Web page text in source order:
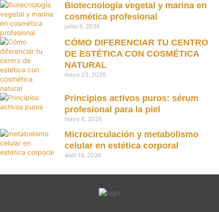
Biotecnología vegetal y marina en
cosmética profesional
junio 9, 2026
CÓMO DIFERENCIAR TU CENTRO
DE ESTÉTICA CON COSMÉTICA
NATURAL
mayo 23, 2026
Principios activos puros: sérum
profesional para la piel
mayo 8, 2026
Microcirculación y metabolismo
celular en estética corporal
abril 16, 2026